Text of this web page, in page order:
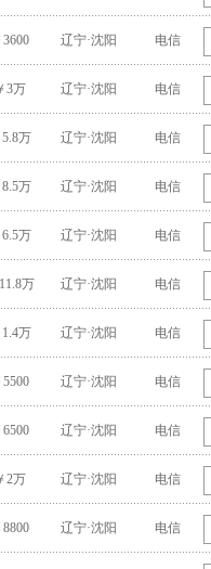
3600 辽宁·沈阳 电信
3万 辽宁·沈阳 电信
5.8万 辽宁·沈阳 电信
8.5万 辽宁·沈阳 电信
6.5万 辽宁·沈阳 电信
万 辽宁·沈阳 电信
1.4万 辽宁·沈阳 电信
5500 辽宁·沈阳 电信
6500 辽宁·沈阳 电信
2万 辽宁·沈阳 电信
8800 辽宁·沈阳 电信